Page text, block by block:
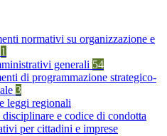
normativi su organizzazione e
1
generali 54
di programmazione strategico-
3
leggi regionali
e codice di condotta
per cittadini e imprese